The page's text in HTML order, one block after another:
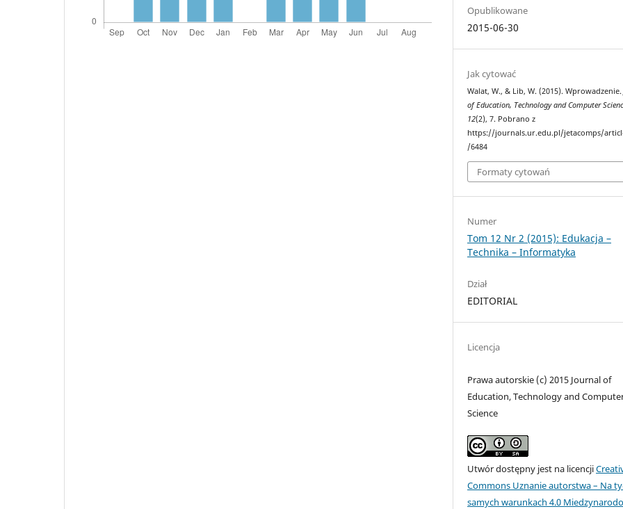
Opublikowane
2015-06-30
Jak cytować
Walat, W., & Lib, W. (2015).
of Education, Technology and Computer
12(2), 7. Pobrano z
https://journals.ur.edu.pl/jetacomps/
/6484
Formaty cytowań
Numer
Tom 12 Nr 2 (2015): Edukacja –
Technika – Informatyka
Dział
EDITORIAL
Licencja
Prawa autorskie (c) 2015 Journal of
Education, Technology and
Science
Utwór dostępny jest na licencji
Commons Uznanie autorstwa – Na
samych warunkach 4.0